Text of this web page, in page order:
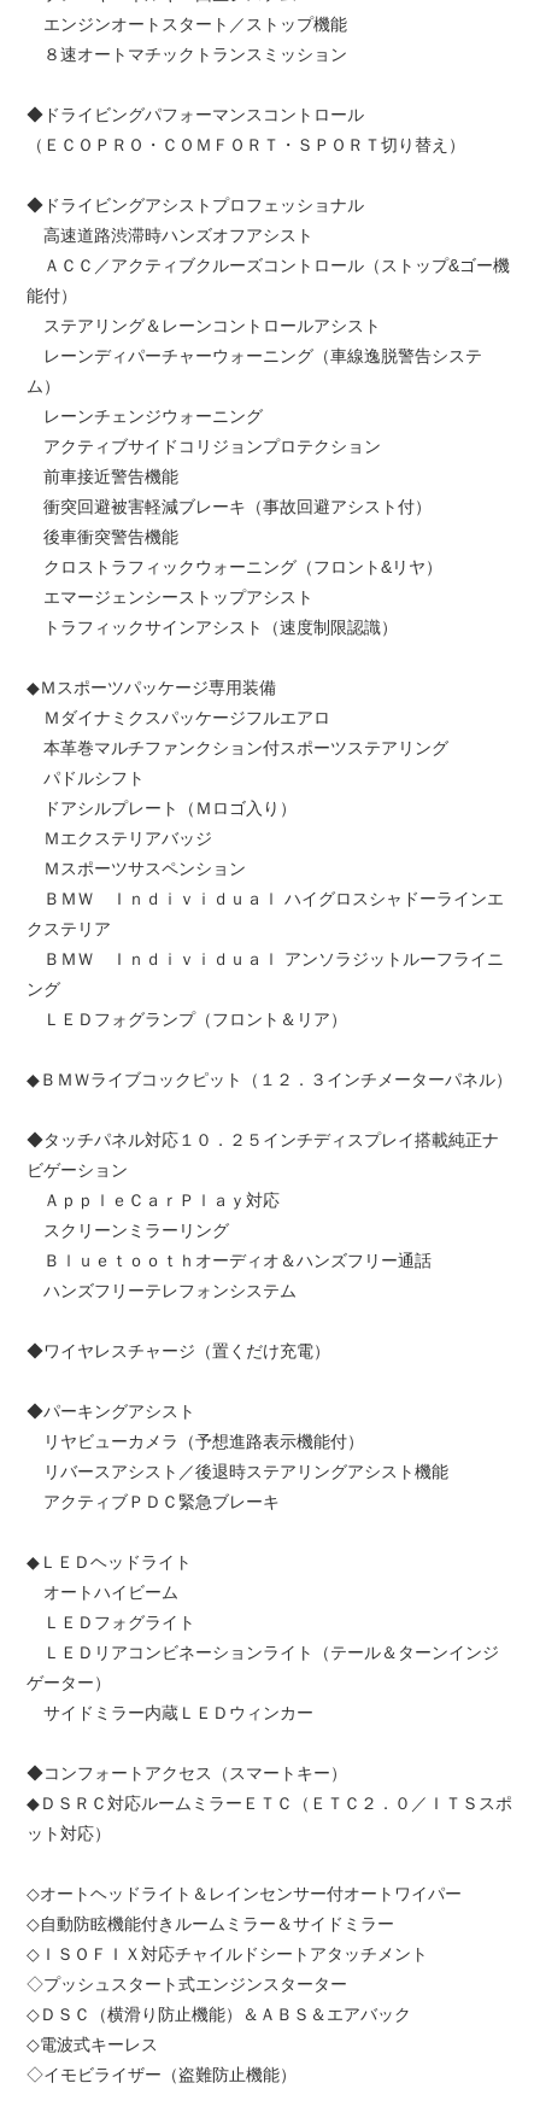
エンジンオートスタート／ストップ機能
８速オートマチックトランスミッション
◆ドライビングパフォーマンスコントロール
（ＥＣＯＰＲＯ・ＣＯＭＦＯＲＴ・ＳＰＯＲＴ切り替え）
◆ドライビングアシストプロフェッショナル
高速道路渋滞時ハンズオフアシスト
ＡＣＣ／アクティブクルーズコントロール（ストップ&ゴー機
能付）
ステアリング＆レーンコントロールアシスト
レーンディパーチャーウォーニング（車線逸脱警告システ
ム）
レーンチェンジウォーニング
アクティブサイドコリジョンプロテクション
前車接近警告機能
衝突回避被害軽減ブレーキ（事故回避アシスト付）
後車衝突警告機能
クロストラフィックウォーニング（フロント&リヤ）
エマージェンシーストップアシスト
トラフィックサインアシスト（速度制限認識）
◆Ｍスポーツパッケージ専用装備
Ｍダイナミクスパッケージフルエアロ
本革巻マルチファンクション付スポーツステアリング
パドルシフト
ドアシルプレート（Ｍロゴ入り）
Ｍエクステリアバッジ
Ｍスポーツサスペンション
ＢＭＷ Ｉｎｄｉｖｉｄｕａｌ ハイグロスシャドーラインエ
クステリア
ＢＭＷ Ｉｎｄｉｖｉｄｕａｌ アンソラジットルーフライニ
ング
ＬＥＤフォグランプ（フロント＆リア）
◆ＢＭＷライブコックピット（１２．３インチメーターパネル）
◆タッチパネル対応１０．２５インチディスプレイ搭載純正ナ
ビゲーション
ＡｐｐｌｅＣａｒＰｌａｙ対応
スクリーンミラーリング
Ｂｌｕｅｔｏｏｔｈオーディオ＆ハンズフリー通話
ハンズフリーテレフォンシステム
◆ワイヤレスチャージ（置くだけ充電）
◆パーキングアシスト
リヤビューカメラ（予想進路表示機能付）
リバースアシスト／後退時ステアリングアシスト機能
アクティブＰＤＣ緊急ブレーキ
◆ＬＥＤヘッドライト
オートハイビーム
ＬＥＤフォグライト
ＬＥＤリアコンビネーションライト（テール＆ターンインジ
ゲーター）
サイドミラー内蔵ＬＥＤウィンカー
◆コンフォートアクセス（スマートキー）
◆ＤＳＲＣ対応ルームミラーＥＴＣ（ＥＴＣ２．０／ＩＴＳスポ
ット対応）
◇オートヘッドライト＆レインセンサー付オートワイパー
◇自動防眩機能付きルームミラー＆サイドミラー
◇ＩＳＯＦＩＸ対応チャイルドシートアタッチメント
◇プッシュスタート式エンジンスターター
◇ＤＳＣ（横滑り防止機能）＆ＡＢＳ＆エアバック
◇電波式キーレス
◇イモビライザー（盗難防止機能）